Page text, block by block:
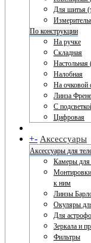
Для шитья
По конструкции
На ручке
Складная
Настольная
Налобная
На очковой
Линза
С
Цифровая
+- Аксессуары
Аксессуары для
Камеры для
к ним
Линзы
Окуляры
Для
Зеркала и
Фильтры